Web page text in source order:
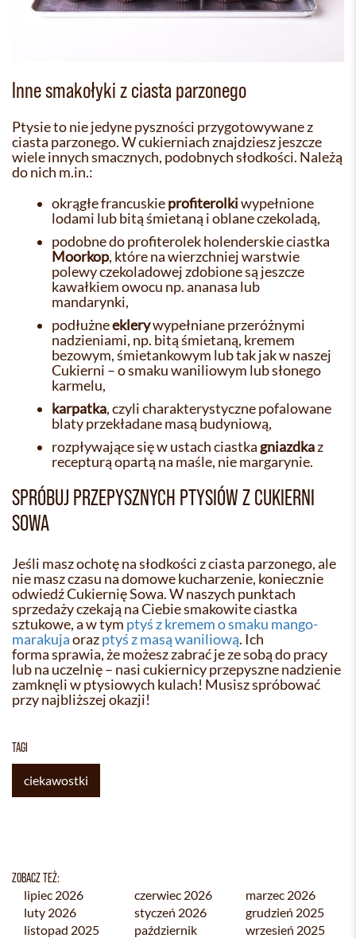
Inne smakołyki z ciasta parzonego
Ptysie to nie jedyne pyszności przygotowywane z
ciasta parzonego. W cukierniach znajdziesz jeszcze
wiele innych smacznych, podobnych słodkości. Należą
do nich m.in.:
okrągłe francuskieprofiterolkiwypełnione
lodami lub bitą śmietaną i oblane czekoladą,
podobne do profiterolek holenderskie ciastka
Moorkop, które na wierzchniej warstwie
polewy czekoladowej zdobione są jeszcze
kawałkiem owocu np. ananasa lub
mandarynki,
podłużneeklerywypełniane przeróżnymi
nadzieniami, np. bitą śmietaną, kremem
bezowym, śmietankowym lub tak jak w naszej
Cukierni – o smaku waniliowym lub słonego
karmelu,
karpatka, czyli charakterystyczne pofalowane
blaty przekładane masą budyniową,
rozpływające się w ustach ciastka gniazdkaz
recepturą opartą na maśle, nie margarynie.
SPRÓBUJ PRZEPYSZNYCH PTYSIÓW Z CUKIERNI
SOWA
Jeśli masz ochotę na słodkości z ciasta parzonego, ale
nie masz czasu na domowe kucharzenie, koniecznie
odwiedź Cukiernię Sowa. W naszych punktach
sprzedaży czekają na Ciebie smakowite ciastka
sztukowe, a w tym ptyś z kremem o smaku mango-
marakujaorazptyś z masą waniliową. Ich
forma sprawia, że możesz zabrać je ze sobą do pracy
lub na uczelnię – nasi cukiernicy przepyszne nadzienie
zamknęli w ptysiowych kulach! Musisz spróbować
przy najbliższej okazji!
TAGI
ciekawostki
ZOBACZ TEŻ:
lipiec 2026 czerwiec 2026
marzec 2026
luty 2026
styczeń 2026
grudzień 2025
listopad 2025
październik
wrzesień 2025